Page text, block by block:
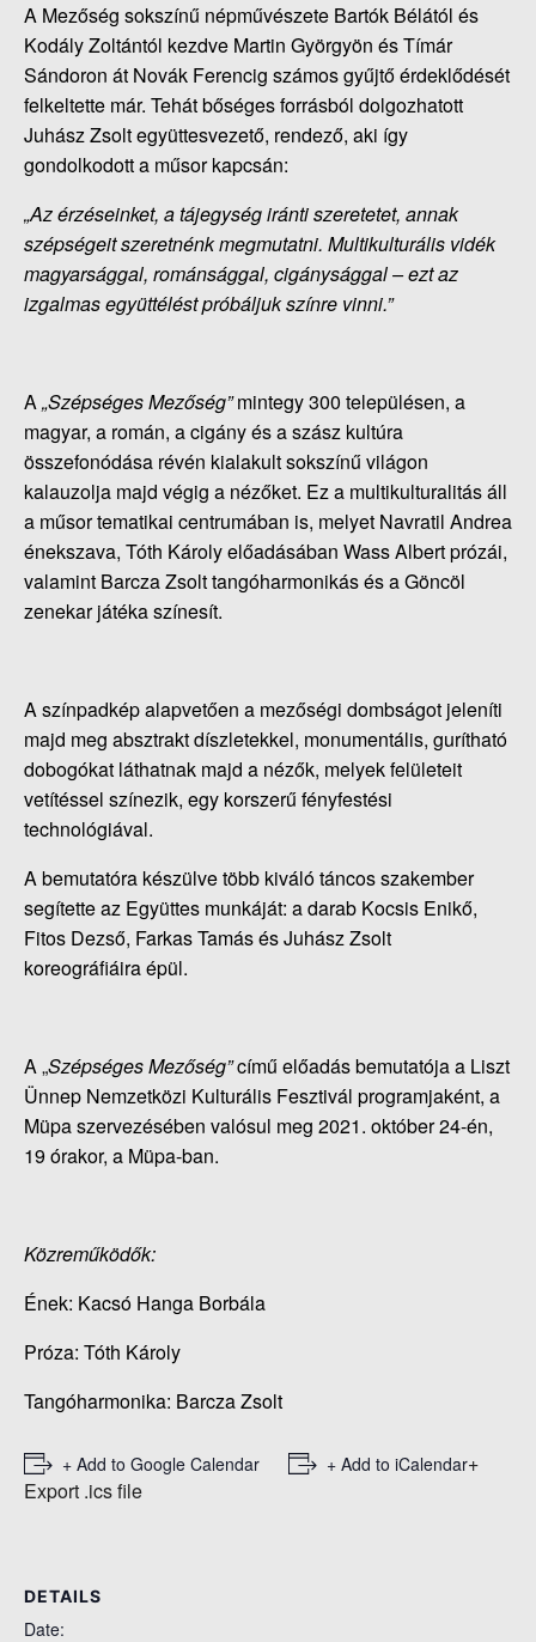
A Mezőség sokszínű népművészete Bartók Bélától és
Kodály Zoltántól kezdve Martin Györgyön és Tímár
Sándoron át Novák Ferencig számos gyűjtő érdeklődését
felkeltette már. Tehát bőséges forrásból dolgozhatott
Juhász Zsolt együttesvezető, rendező, aki így
gondolkodott a műsor kapcsán:
„Az érzéseinket, a tájegység iránti szeretetet, annak
szépségeit szeretnénk megmutatni. Multikulturális vidék
magyarsággal, románsággal, cigánysággal – ezt az
izgalmas együttélést próbáljuk színre vinni.”
A„Szépséges Mezőség”mintegy 300 településen, a
magyar, a román, a cigány és a szász kultúra
összefonódása révén kialakult sokszínű világon
kalauzolja majd végig a nézőket. Ez a multikulturalitás áll
a műsor tematikai centrumában is, melyet Navratil Andrea
énekszava, Tóth Károly előadásában Wass Albert prózái,
valamint Barcza Zsolt tangóharmonikás és a Göncöl
zenekar játéka színesít.
A színpadkép alapvetően a mezőségi dombságot jeleníti
majd meg absztrakt díszletekkel, monumentális, gurítható
dobogókat láthatnak majd a nézők, melyek felületeit
vetítéssel színezik, egy korszerű fényfestési
technológiával.
A bemutatóra készülve több kiváló táncos szakember
segítette az Együttes munkáját: a darab Kocsis Enikő,
Fitos Dezső, Farkas Tamás és Juhász Zsolt
koreográfiáira épül.
A „Szépséges Mezőség”című előadás bemutatója a Liszt
Ünnep Nemzetközi Kulturális Fesztivál programjaként, a
Müpa szervezésében valósul meg 2021. október 24-én,
19 órakor, a Müpa-ban.
Közreműködők:
Ének: Kacsó Hanga Borbála
Próza: Tóth Károly
Tangóharmonika: Barcza Zsolt
+ Add to Google Calendar + Add to iCalendar+
Export .ics file
DETAILS
Date: